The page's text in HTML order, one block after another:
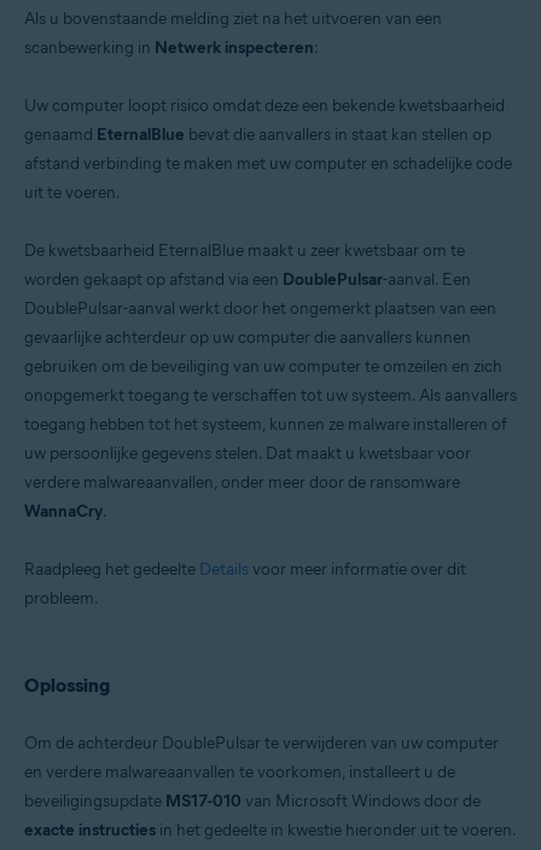
Als u bovenstaande melding ziet na het uitvoeren van een
scanbewerking in Netwerk inspecteren:
Uw computer loopt risico omdat deze een bekende kwetsbaarheid
genaamd EternalBlue bevat die aanvallers in staat kan stellen op
afstand verbinding te maken met uw computer en schadelijke code
uit te voeren.
De kwetsbaarheid EternalBlue maakt u zeer kwetsbaar om te
worden gekaapt op afstand via een DoublePulsar-aanval. Een
DoublePulsar-aanval werkt door het ongemerkt plaatsen van een
gevaarlijke achterdeur op uw computer die aanvallers kunnen
gebruiken om de beveiliging van uw computer te omzeilen en zich
onopgemerkt toegang te verschaffen tot uw systeem. Als aanvallers
toegang hebben tot het systeem, kunnen ze malware installeren of
uw persoonlijke gegevens stelen. Dat maakt u kwetsbaar voor
verdere malwareaanvallen, onder meer door de ransomware
WannaCry.
Raadpleeg het gedeelte Detailsvoor meer informatie over dit
probleem.
Oplossing
Om de achterdeur DoublePulsar te verwijderen van uw computer
en verdere malwareaanvallen te voorkomen, installeert u de
beveiligingsupdate MS17-010 van Microsoft Windows door de
exacte instructies in het gedeelte in kwestie hieronder uit te voeren.